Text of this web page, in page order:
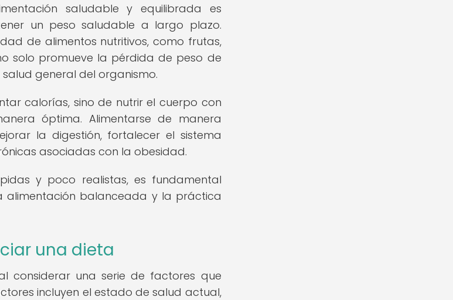
saludable y equilibrada es
un peso saludable a largo plazo.
de alimentos nutritivos, como frutas,
solo promueve la pérdida de peso de
general del organismo.
calorías, sino de nutrir el cuerpo con
óptima. Alimentarse de manera
la digestión, fortalecer el sistema
asociadas con la obesidad.
y poco realistas, es fundamental
balanceada y la práctica
una dieta
considerar una serie de factores que
incluyen el estado de salud actual,